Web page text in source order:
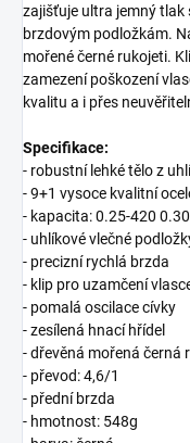
zajišťuje ultra jemný
brzdovým podložkám.
mořené černé rukojeti.
zamezení poškození
kvalitu a i přes
Specifikace:
- robustní lehké tělo z
- 9+1 vysoce kvalitní
- kapacita: 0.25-420
- uhlíkové vlečné
- precizní rychlá brzda
- klip pro uzamčení
- pomalá oscilace cívky
- zesílená hnací hřídel
- dřevěná mořená černá
- převod: 4,6/1
- přední brzda
- hmotnost: 548g